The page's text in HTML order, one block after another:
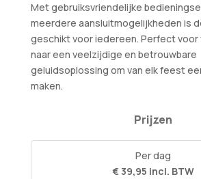
Met gebruiksvriendelijke
meerdere aansluitmogelijkheden is
geschikt voor iedereen. Perfect voor
naar een veelzijdige en betrouwbare
geluidsoplossing om van elk feest
maken.
Prijzen
Per dag
€ 39,95 incl. BTW